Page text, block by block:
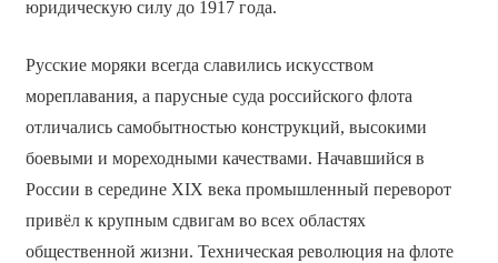
юридическую силу до 1917 года.
Русские моряки всегда славились искусством
мореплавания, а парусные суда российского флота
отличались самобытностью конструкций, высокими
боевыми и мореходными качествами. Начавшийся в
России в середине XIX века промышленный переворот
привёл к крупным сдвигам во всех областях
общественной жизни. Техническая революция на флоте